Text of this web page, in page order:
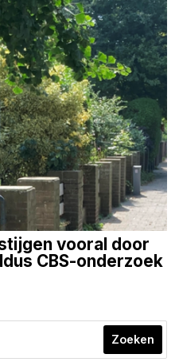
vooral door
CBS-onderzoek
Zoeken